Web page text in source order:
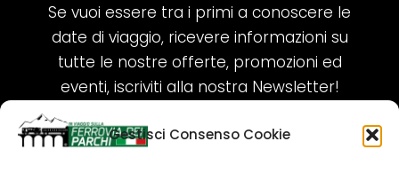
Gestisci Consenso Cookie
Se vuoi essere tra i primi a conoscere le
date di viaggio, ricevere informazioni su
tutte le nostre offerte, promozioni ed
eventi, iscriviti alla nostra Newsletter!
ISCRIVITI ORA!